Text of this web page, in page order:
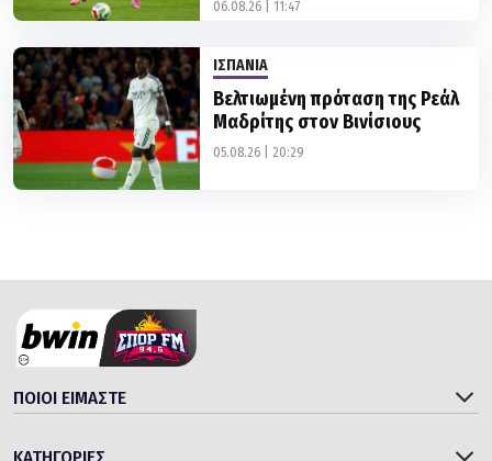
ΙΣΠΑΝΙΑ
Μαδρίτης στον Βινίσιους
05.08.26 | 20:29
ΠΟΙΟΙ ΕΙΜΑΣΤΕ
ΚΑΤΗΓΟΡΙΕΣ